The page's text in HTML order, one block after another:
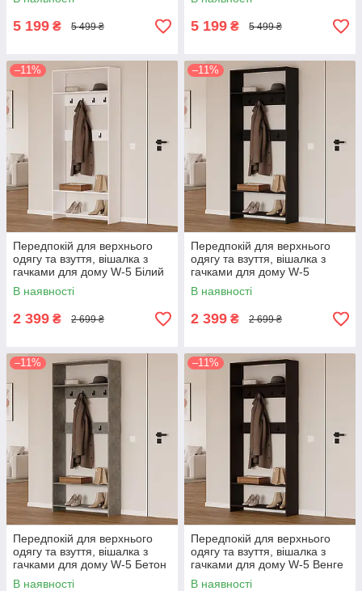
5 199 ₴ 5 499 ₴ 5 199 ₴ 5 499 ₴
–11%
Передпокій для верхнього
одягу та взуття, вішалка з
гачками для дому W-5 Білий
В наявності
2 399 ₴ 2 699 ₴
–11%
Передпокій для верхнього
одягу та взуття, вішалка з
гачками для дому W-5
Антрацит
В наявності
2 399 ₴ 2 699 ₴
–11%
Передпокій для верхнього
одягу та взуття, вішалка з
гачками для дому W-5 Бетон
В наявності
–11%
Передпокій для верхнього
одягу та взуття, вішалка з
гачками для дому W-5 Венге
темний
В наявності